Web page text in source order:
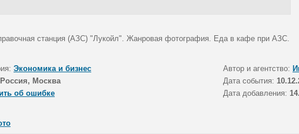
станция (АЗС) "Лукойл". Жанровая фотография. Еда в кафе при АЗС.
Экономика и бизнес Автор и агентство:
Россия, Москва Дата события:
об ошибке
Дата добавления: